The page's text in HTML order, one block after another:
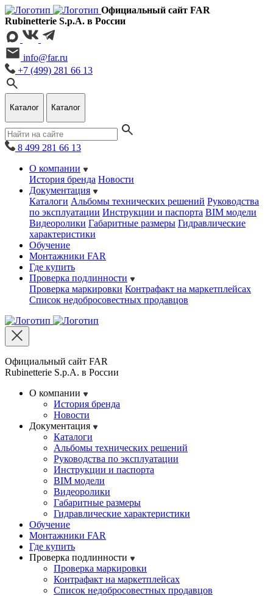
Официальный сайт FAR
Rubinetterie S.p.A. в России
info@far.ru
+7 (499) 281 66 13
Каталог Каталог
8 499 281 66 13
О компании
История бренда Новости
Документация
Каталоги Альбомы технических решений Руководства
по эксплуатации Инструкции и паспорта BIM модели
Видеоролики Габаритные размеры Гидравлические
характеристики
Обучение
Монтажники FAR
Где купить
Проверка подлинности
Проверка маркировки Контрафакт на маркетплейсах
Cписок недобросовестных продавцов
Официальный сайт FAR
Rubinetterie S.p.A. в России
О компании
История бренда
Новости
Документация
Каталоги
Альбомы технических решений
Руководства по эксплуатации
Инструкции и паспорта
BIM модели
Видеоролики
Габаритные размеры
Гидравлические характеристики
Обучение
Монтажники FAR
Где купить
Проверка подлинности
Проверка маркировки
Контрафакт на маркетплейсах
Cписок недобросовестных продавцов